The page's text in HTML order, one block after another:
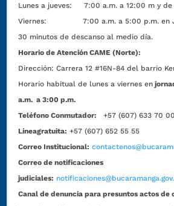
Lunes a jueves: 7:00 a.m. a 12:00 m y de
Viernes: 7:00 a.m. a 5:00 p.m. en
30 minutos de descanso al medio día.
Horario de Atención CAME (Norte):
Dirección:Carrera 12 #16N-84 del barrio
Horario habitual de lunes a viernes en
a.m. a 3:00 p.m.
Teléfono Conmutador:
+57 (607) 633 70 00
Líneagratuita: +57 (607) 652 55 55
Correo Institucional:
Correo de notificaciones
judiciales:
Canal de denuncia para presuntos actos de